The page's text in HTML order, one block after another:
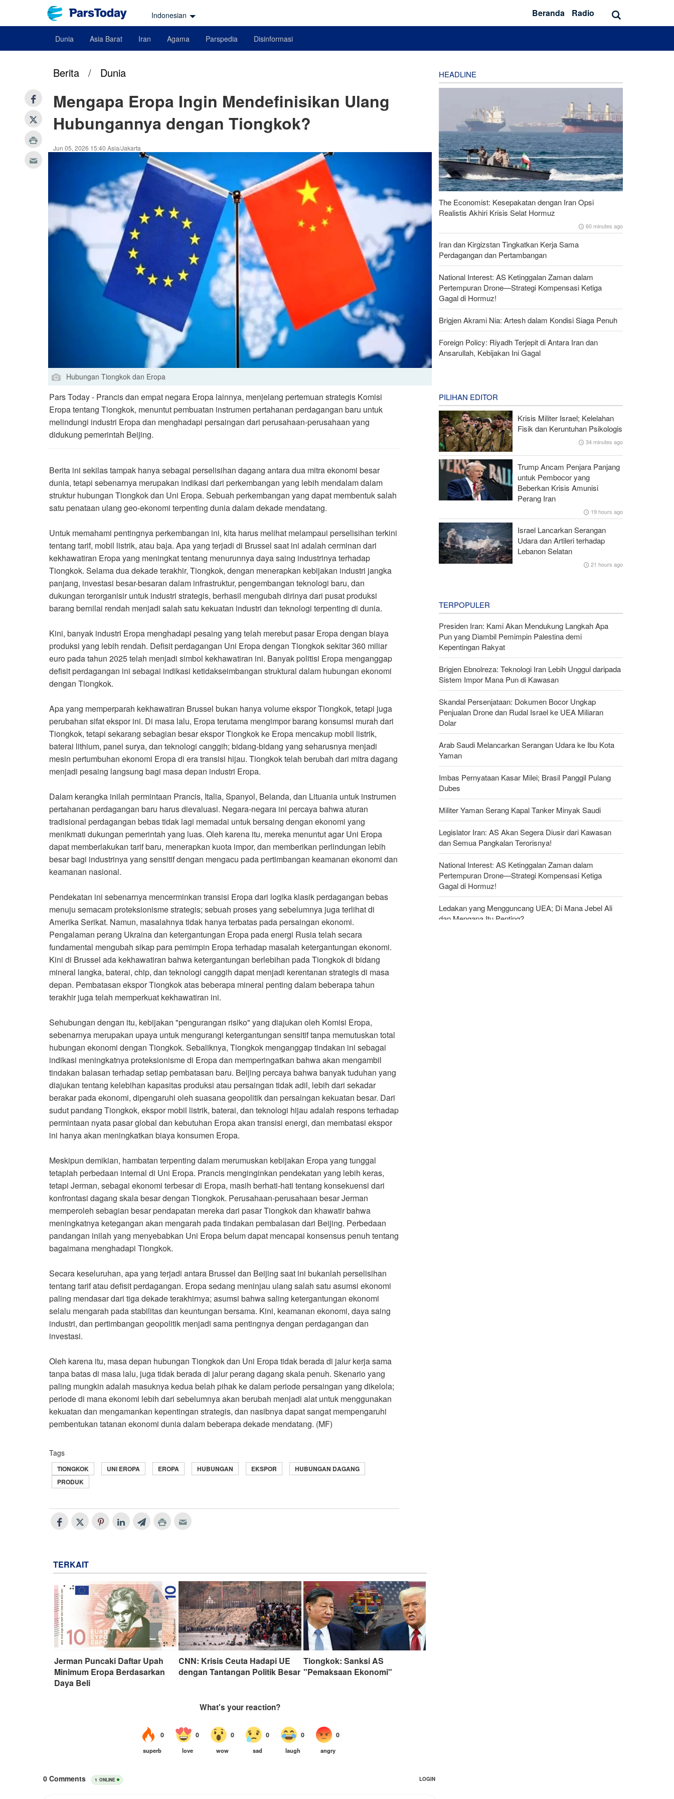
Indonesian Beranda Radio
Dunia Asia Barat Iran Agama Parspedia Disinformasi
Berita / Dunia
Mengapa Eropa Ingin Mendefinisikan Ulang
Hubungannya dengan Tiongkok?
Jun 05, 2026 15:40 Asia/Jakarta
Hubungan Tiongkok dan Eropa
Pars Today - Prancis dan empat negara Eropa lainnya, menjelang pertemuan strategis Komisi
Eropa tentang Tiongkok, menuntut pembuatan instrumen pertahanan perdagangan baru untuk
melindungi industri Eropa dan menghadapi persaingan dari perusahaan-perusahaan yang
didukung pemerintah Beijing.
Berita ini sekilas tampak hanya sebagai perselisihan dagang antara dua mitra ekonomi besar
dunia, tetapi sebenarnya merupakan indikasi dari perkembangan yang lebih mendalam dalam
struktur hubungan Tiongkok dan Uni Eropa. Sebuah perkembangan yang dapat membentuk salah
satu penataan ulang geo-ekonomi terpenting dunia dalam dekade mendatang.
Untuk memahami pentingnya perkembangan ini, kita harus melihat melampaui perselisihan terkini
tentang tarif, mobil listrik, atau baja. Apa yang terjadi di Brussel saat ini adalah cerminan dari
kekhawatiran Eropa yang meningkat tentang menurunnya daya saing industrinya terhadap
Tiongkok. Selama dua dekade terakhir, Tiongkok, dengan menerapkan kebijakan industri jangka
panjang, investasi besar-besaran dalam infrastruktur, pengembangan teknologi baru, dan
dukungan terorganisir untuk industri strategis, berhasil mengubah dirinya dari pusat produksi
barang bernilai rendah menjadi salah satu kekuatan industri dan teknologi terpenting di dunia.
Kini, banyak industri Eropa menghadapi pesaing yang telah merebut pasar Eropa dengan biaya
produksi yang lebih rendah. Defisit perdagangan Uni Eropa dengan Tiongkok sekitar 360 miliar
euro pada tahun 2025 telah menjadi simbol kekhawatiran ini. Banyak politisi Eropa menganggap
defisit perdagangan ini sebagai indikasi ketidakseimbangan struktural dalam hubungan ekonomi
dengan Tiongkok.
Apa yang memperparah kekhawatiran Brussel bukan hanya volume ekspor Tiongkok, tetapi juga
perubahan sifat ekspor ini. Di masa lalu, Eropa terutama mengimpor barang konsumsi murah dari
Tiongkok, tetapi sekarang sebagian besar ekspor Tiongkok ke Eropa mencakup mobil listrik,
baterai lithium, panel surya, dan teknologi canggih; bidang-bidang yang seharusnya menjadi
mesin pertumbuhan ekonomi Eropa di era transisi hijau. Tiongkok telah berubah dari mitra dagang
menjadi pesaing langsung bagi masa depan industri Eropa.
Dalam kerangka inilah permintaan Prancis, Italia, Spanyol, Belanda, dan Lituania untuk instrumen
pertahanan perdagangan baru harus dievaluasi. Negara-negara ini percaya bahwa aturan
tradisional perdagangan bebas tidak lagi memadai untuk bersaing dengan ekonomi yang
menikmati dukungan pemerintah yang luas. Oleh karena itu, mereka menuntut agar Uni Eropa
dapat memberlakukan tarif baru, menerapkan kuota impor, dan memberikan perlindungan lebih
besar bagi industrinya yang sensitif dengan mengacu pada pertimbangan keamanan ekonomi dan
keamanan nasional.
Pendekatan ini sebenarnya mencerminkan transisi Eropa dari logika klasik perdagangan bebas
menuju semacam proteksionisme strategis; sebuah proses yang sebelumnya juga terlihat di
Amerika Serikat. Namun, masalahnya tidak hanya terbatas pada persaingan ekonomi.
Pengalaman perang Ukraina dan ketergantungan Eropa pada energi Rusia telah secara
fundamental mengubah sikap para pemimpin Eropa terhadap masalah ketergantungan ekonomi.
Kini di Brussel ada kekhawatiran bahwa ketergantungan berlebihan pada Tiongkok di bidang
mineral langka, baterai, chip, dan teknologi canggih dapat menjadi kerentanan strategis di masa
depan. Pembatasan ekspor Tiongkok atas beberapa mineral penting dalam beberapa tahun
terakhir juga telah memperkuat kekhawatiran ini.
Sehubungan dengan itu, kebijakan "pengurangan risiko" yang diajukan oleh Komisi Eropa,
sebenarnya merupakan upaya untuk mengurangi ketergantungan sensitif tanpa memutuskan total
hubungan ekonomi dengan Tiongkok. Sebaliknya, Tiongkok menganggap tindakan ini sebagai
indikasi meningkatnya proteksionisme di Eropa dan memperingatkan bahwa akan mengambil
tindakan balasan terhadap setiap pembatasan baru. Beijing percaya bahwa banyak tuduhan yang
diajukan tentang kelebihan kapasitas produksi atau persaingan tidak adil, lebih dari sekadar
berakar pada ekonomi, dipengaruhi oleh suasana geopolitik dan persaingan kekuatan besar. Dari
sudut pandang Tiongkok, ekspor mobil listrik, baterai, dan teknologi hijau adalah respons terhadap
permintaan nyata pasar global dan kebutuhan Eropa akan transisi energi, dan membatasi ekspor
ini hanya akan meningkatkan biaya konsumen Eropa.
Meskipun demikian, hambatan terpenting dalam merumuskan kebijakan Eropa yang tunggal
tetaplah perbedaan internal di Uni Eropa. Prancis menginginkan pendekatan yang lebih keras,
tetapi Jerman, sebagai ekonomi terbesar di Eropa, masih berhati-hati tentang konsekuensi dari
konfrontasi dagang skala besar dengan Tiongkok. Perusahaan-perusahaan besar Jerman
memperoleh sebagian besar pendapatan mereka dari pasar Tiongkok dan khawatir bahwa
meningkatnya ketegangan akan mengarah pada tindakan pembalasan dari Beijing. Perbedaan
pandangan inilah yang menyebabkan Uni Eropa belum dapat mencapai konsensus penuh tentang
bagaimana menghadapi Tiongkok.
Secara keseluruhan, apa yang terjadi antara Brussel dan Beijing saat ini bukanlah perselisihan
tentang tarif atau defisit perdagangan. Eropa sedang meninjau ulang salah satu asumsi ekonomi
paling mendasar dari tiga dekade terakhirnya; asumsi bahwa saling ketergantungan ekonomi
selalu mengarah pada stabilitas dan keuntungan bersama. Kini, keamanan ekonomi, daya saing
industri, dan pertimbangan geopolitik menjadi sama pentingnya dengan perdagangan dan
investasi.
Oleh karena itu, masa depan hubungan Tiongkok dan Uni Eropa tidak berada di jalur kerja sama
tanpa batas di masa lalu, juga tidak berada di jalur perang dagang skala penuh. Skenario yang
paling mungkin adalah masuknya kedua belah pihak ke dalam periode persaingan yang dikelola;
periode di mana ekonomi lebih dari sebelumnya akan berubah menjadi alat untuk menggunakan
kekuatan dan mengamankan kepentingan strategis, dan nasibnya dapat sangat mempengaruhi
pembentukan tatanan ekonomi dunia dalam beberapa dekade mendatang. (MF)
Tags
TIONGKOK UNI EROPA EROPA HUBUNGAN EKSPOR
HUBUNGAN DAGANG
PRODUK
TERKAIT
Jerman Puncaki Daftar Upah
Minimum Eropa Berdasarkan
Daya Beli
CNN: Krisis Ceuta Hadapi UE
dengan Tantangan Politik Besar
Tiongkok: Sanksi AS
"Pemaksaan Ekonomi"
HEADLINE
The Economist: Kesepakatan dengan Iran Opsi
Realistis Akhiri Krisis Selat Hormuz
60 minutes ago
Iran dan Kirgizstan Tingkatkan Kerja Sama
Perdagangan dan Pertambangan
National Interest: AS Ketinggalan Zaman dalam
Pertempuran Drone—Strategi Kompensasi Ketiga
Gagal di Hormuz!
Brigjen Akrami Nia: Artesh dalam Kondisi Siaga Penuh
Foreign Policy: Riyadh Terjepit di Antara Iran dan
Ansarullah, Kebijakan Ini Gagal
PILIHAN EDITOR
Krisis Militer Israel; Kelelahan
Fisik dan Keruntuhan Psikologis
34 minutes ago
Trump Ancam Penjara Panjang
untuk Pembocor yang
Beberkan Krisis Amunisi
Perang Iran
19 hours ago
Israel Lancarkan Serangan
Udara dan Artileri terhadap
Lebanon Selatan
21 hours ago
TERPOPULER
Presiden Iran: Kami Akan Mendukung Langkah Apa
Pun yang Diambil Pemimpin Palestina demi
Kepentingan Rakyat
Brigjen Ebnolreza: Teknologi Iran Lebih Unggul daripada
Sistem Impor Mana Pun di Kawasan
Skandal Persenjataan: Dokumen Bocor Ungkap
Penjualan Drone dan Rudal Israel ke UEA Miliaran
Dolar
Arab Saudi Melancarkan Serangan Udara ke Ibu Kota
Yaman
Imbas Pernyataan Kasar Milei; Brasil Panggil Pulang
Dubes
Militer Yaman Serang Kapal Tanker Minyak Saudi
Legislator Iran: AS Akan Segera Diusir dari Kawasan
dan Semua Pangkalan Terorisnya!
National Interest: AS Ketinggalan Zaman dalam
Pertempuran Drone—Strategi Kompensasi Ketiga
Gagal di Hormuz!
Ledakan yang Mengguncang UEA; Di Mana Jebel Ali
dan Mengapa Itu Penting?